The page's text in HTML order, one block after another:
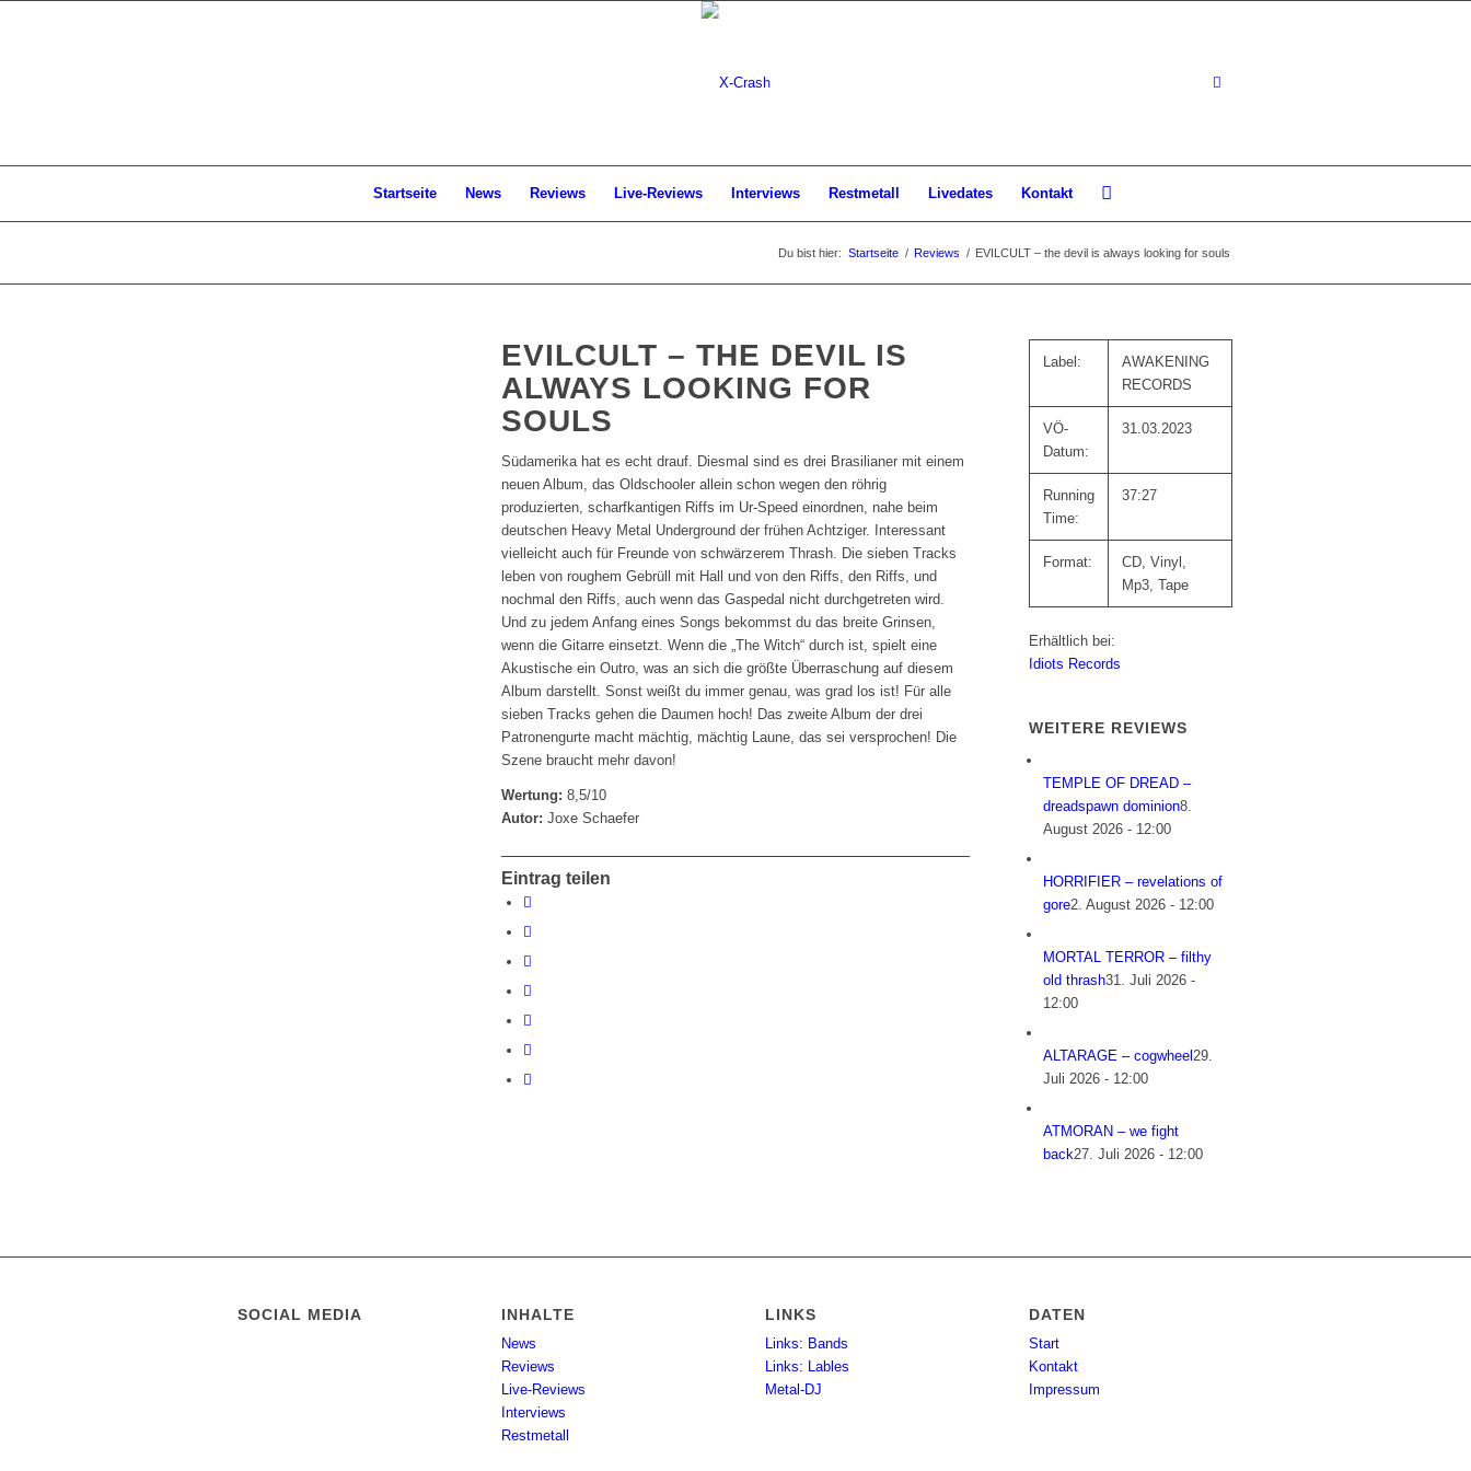
Startseite News Reviews Live-Reviews Interviews Restmetall Livedates Kontakt
Du bist hier: Startseite / Reviews / EVILCULT – the devil is always looking for souls
EVILCULT – THE DEVIL IS
ALWAYS LOOKING FOR
SOULS
Südamerika hat es echt drauf. Diesmal sind es drei Brasilianer mit einem
neuen Album, das Oldschooler allein schon wegen den röhrig
produzierten, scharfkantigen Riffs im Ur-Speed einordnen, nahe beim
deutschen Heavy Metal Underground der frühen Achtziger. Interessant
vielleicht auch für Freunde von schwärzerem Thrash. Die sieben Tracks
leben von roughem Gebrüll mit Hall und von den Riffs, den Riffs, und
nochmal den Riffs, auch wenn das Gaspedal nicht durchgetreten wird.
Und zu jedem Anfang eines Songs bekommst du das breite Grinsen,
wenn die Gitarre einsetzt. Wenn die „The Witch“ durch ist, spielt eine
Akustische ein Outro, was an sich die größte Überraschung auf diesem
Album darstellt. Sonst weißt du immer genau, was grad los ist! Für alle
sieben Tracks gehen die Daumen hoch! Das zweite Album der drei
Patronengurte macht mächtig, mächtig Laune, das sei versprochen! Die
Szene braucht mehr davon!
Wertung: 8,5/10
Autor: Joxe Schaefer
Eintrag teilen
Label:
AWAKENING
RECORDS
VÖ-
Datum:
31.03.2023
Running
Time:
37:27
Format:
CD, Vinyl,
Mp3, Tape
Erhältlich bei:
Idiots Records
WEITERE REVIEWS
TEMPLE OF DREAD –
dreadspawn dominion8.
August 2026 - 12:00
HORRIFIER – revelations of
gore2. August 2026 - 12:00
MORTAL TERROR – filthy
old thrash31. Juli 2026 -
12:00
ALTARAGE – cogwheel29.
Juli 2026 - 12:00
ATMORAN – we fight
back27. Juli 2026 - 12:00
SOCIAL MEDIA INHALTE
News
Reviews
Live-Reviews
Interviews
Restmetall
LINKS
Links: Bands
Links: Lables
Metal-DJ
DATEN
Start
Kontakt
Impressum